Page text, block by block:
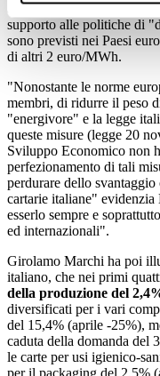
accessori che sono
supporto alle politiche di
sono previsti nei Paesi
di altri 2 euro/MWh.
"Nonostante le norme
membri, di ridurre il peso
"energivore" e la legge
queste misure (legge 20
Sviluppo Economico non
perfezionamento di tali
perdurare dello
cartarie italiane"
esserlo sempre e
ed internazionali".
Girolamo Marchi ha poi
italiano, che nei primi
della produzione del
diversificati per i vari
del 15,4% (aprile -25%),
caduta della domanda del
le carte per usi igienico-
per il packaging del 2,5%